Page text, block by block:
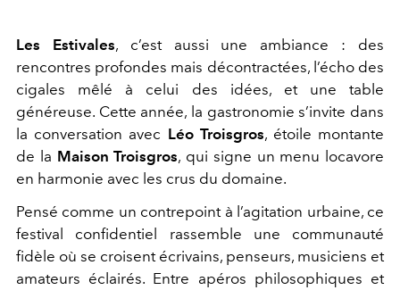
Les Estivales, c’est aussi une ambiance : des
rencontres profondes mais décontractées, l’écho des
cigales mêlé à celui des idées, et une table
généreuse. Cette année, la gastronomie s’invite dans
la conversation avec Léo Troisgros, étoile montante
de la Maison Troisgros, qui signe un menu locavore
en harmonie avec les crus du domaine.
Pensé comme un contrepoint à l’agitation urbaine, ce
festival confidentiel rassemble une communauté
fidèle où se croisent écrivains, penseurs, musiciens et
amateurs éclairés. Entre apéros philosophiques et